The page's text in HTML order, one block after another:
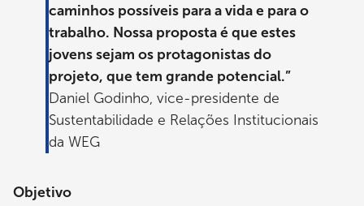
caminhos possíveis para a vida e para o
trabalho. Nossa proposta é que estes
jovens sejam os protagonistas do
projeto, que tem grande potencial.”
Daniel Godinho, vice-presidente de
Sustentabilidade e Relações Institucionais
da WEG
Objetivo